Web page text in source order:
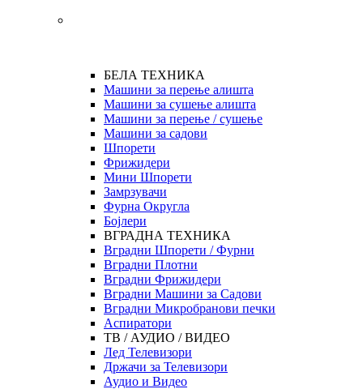
БЕЛА ТЕХНИКА
Машини за перење алишта
Машини за сушење алишта
Машини за перење / сушење
Машини за садови
Шпорети
Фрижидери
Мини Шпорети
Замрзувачи
Фурна Округла
Бојлери
ВГРАДНА ТЕХНИКА
Вградни Шпорети / Фурни
Вградни Плотни
Вградни Фрижидери
Вградни Машини за Садови
Вградни Микробранови печки
Аспиратори
ТВ / АУДИО / ВИДЕО
Лед Телевизори
Држачи за Телевизори
Аудио и Видео